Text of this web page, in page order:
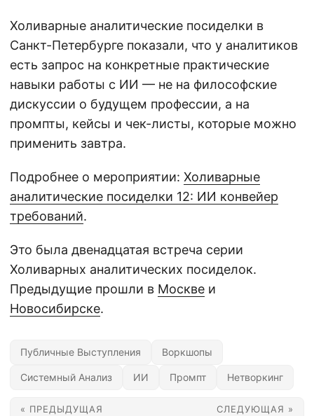
Холиварные аналитические посиделки в
Санкт-Петербурге показали, что у аналитиков
есть запрос на конкретные практические
навыки работы с ИИ — не на философские
дискуссии о будущем профессии, а на
промпты, кейсы и чек-листы, которые можно
применить завтра.
Подробнее о мероприятии: Холиварные
аналитические посиделки 12: ИИ конвейер
требований.
Это была двенадцатая встреча серии
Холиварных аналитических посиделок.
Предыдущие прошли в Москве и
Новосибирске.
Публичные Выступления Воркшопы
Системный Анализ ИИ Промпт Нетворкинг
« ПРЕДЫДУЩАЯ СЛЕДУЮЩАЯ »